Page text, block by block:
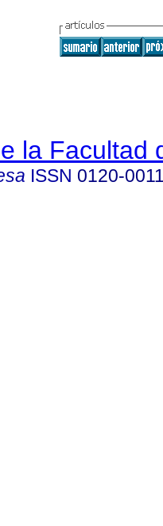
la Facultad
ISSN 0120-